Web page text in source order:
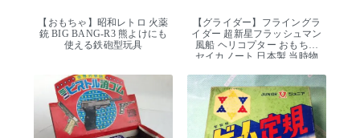
【おもちゃ】昭和レトロ 火薬
銃 BIG BANG-R3 熊よけにも
使える鉄砲型玩具
【グライダー】フライングラ
イダー 超新星フラッシュマン
風船 ヘリコプター おもちゃ
セイカノート 日本製 当時物